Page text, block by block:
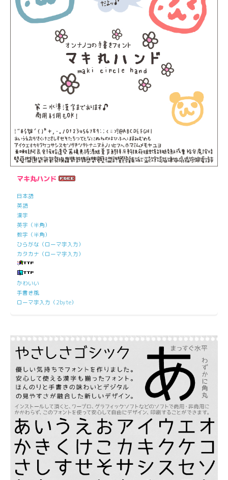
マキ丸ハンド
日本語
英語
漢字
英字（半角）
数字（半角）
ひらがな（ローマ字入力）
カタカナ（ローマ字入力）
かわいい
手書き風
ローマ字入力（2byte）